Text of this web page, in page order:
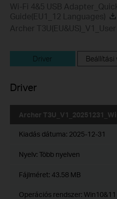
Wi-Fi 4&5 USB
Guide(EU1_12 Languages)
Archer
Driver Beállítási
Driver
Archer
Kiadás dátuma: 2025-12-31
Nyelv: Több nyelven
Fájlméret: 43.58 MB
Operációs rendszer: Win10&11